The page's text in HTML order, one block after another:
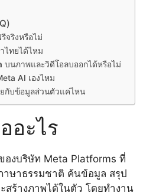
จริงหรือไม่
ไทยได้ไหม
บนภาพและวิดีโอลบออกได้หรือไม่
AI เองไหม
กับข้อมูลส่วนตัวแค่ไหน
อะไร
องบริษัท Meta Platforms ที่
าษาธรรมชาติ ค้นข้อมูล สรุป
สร้างภาพได้ในตัว โดยทำงาน